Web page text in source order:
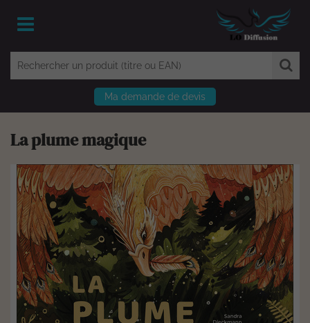
Ma demande de devis
La plume magique